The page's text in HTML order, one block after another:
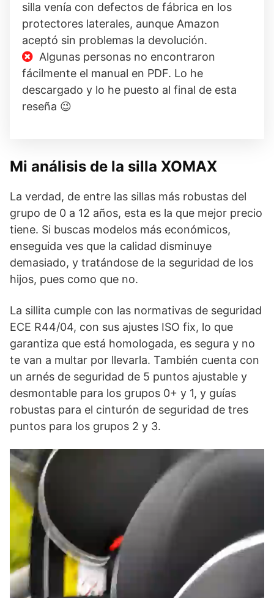
silla venía con defectos de fábrica en los
protectores laterales, aunque Amazon
aceptó sin problemas la devolución.
Algunas personas no encontraron
fácilmente el manual en PDF. Lo he
descargado y lo he puesto al final de esta
reseña 😉
Mi análisis de la silla XOMAX
La verdad, de entre las sillas más robustas del
grupo de 0 a 12 años, esta es la que mejor precio
tiene. Si buscas modelos más económicos,
enseguida ves que la calidad disminuye
demasiado, y tratándose de la seguridad de los
hijos, pues como que no.
La sillita cumple con las normativas de seguridad
ECE R44/04, con sus ajustes ISO fix, lo que
garantiza que está homologada, es segura y no
te van a multar por llevarla. También cuenta con
un arnés de seguridad de 5 puntos ajustable y
desmontable para los grupos 0+ y 1, y guías
robustas para el cinturón de seguridad de tres
puntos para los grupos 2 y 3.